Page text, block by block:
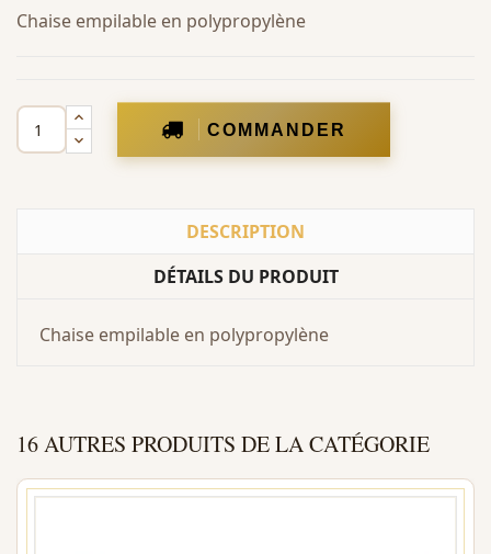
Chaise empilable en polypropylène
COMMANDER
DESCRIPTION
DÉTAILS DU PRODUIT
Chaise empilable en polypropylène
16 AUTRES PRODUITS DE LA CATÉGORIE